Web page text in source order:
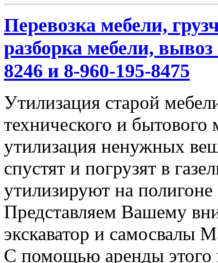
Перевозка мебели,
разборка мебели,
8246 и 8-960-195-8475
Утилизация старой
технического и
утилизация ненужных
спустят и погрузят в
утилизируют на полигоне
Представляем Вашему
экскаватор и самосвалы
С помощью аренды этого